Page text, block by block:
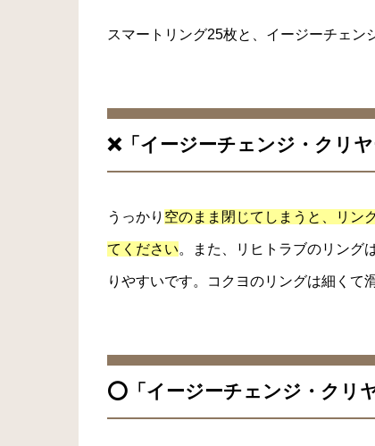
スマートリング25枚と、イージーチェン
❌「イージーチェンジ・クリ
うっかり 空のまま閉じてしまうと、リン
てください。また、リヒトラブのリング
りやすいです。コクヨのリングは細くて
⭕️「イージーチェンジ・クリ